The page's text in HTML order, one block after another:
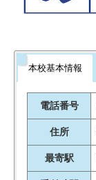
本校基本情報
電話番号
住所
最寄駅